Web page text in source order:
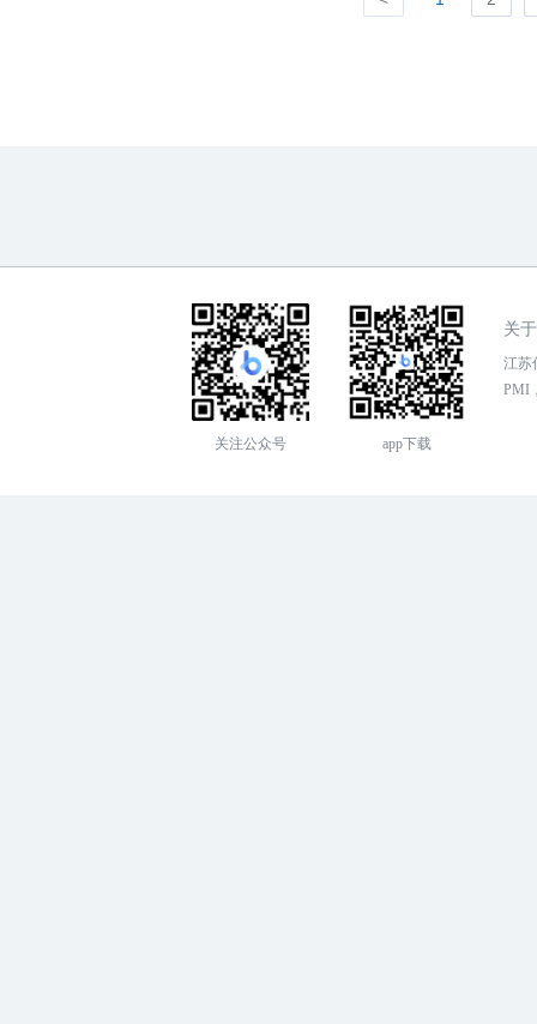
关注公众号 app下载
关
江苏
PMI